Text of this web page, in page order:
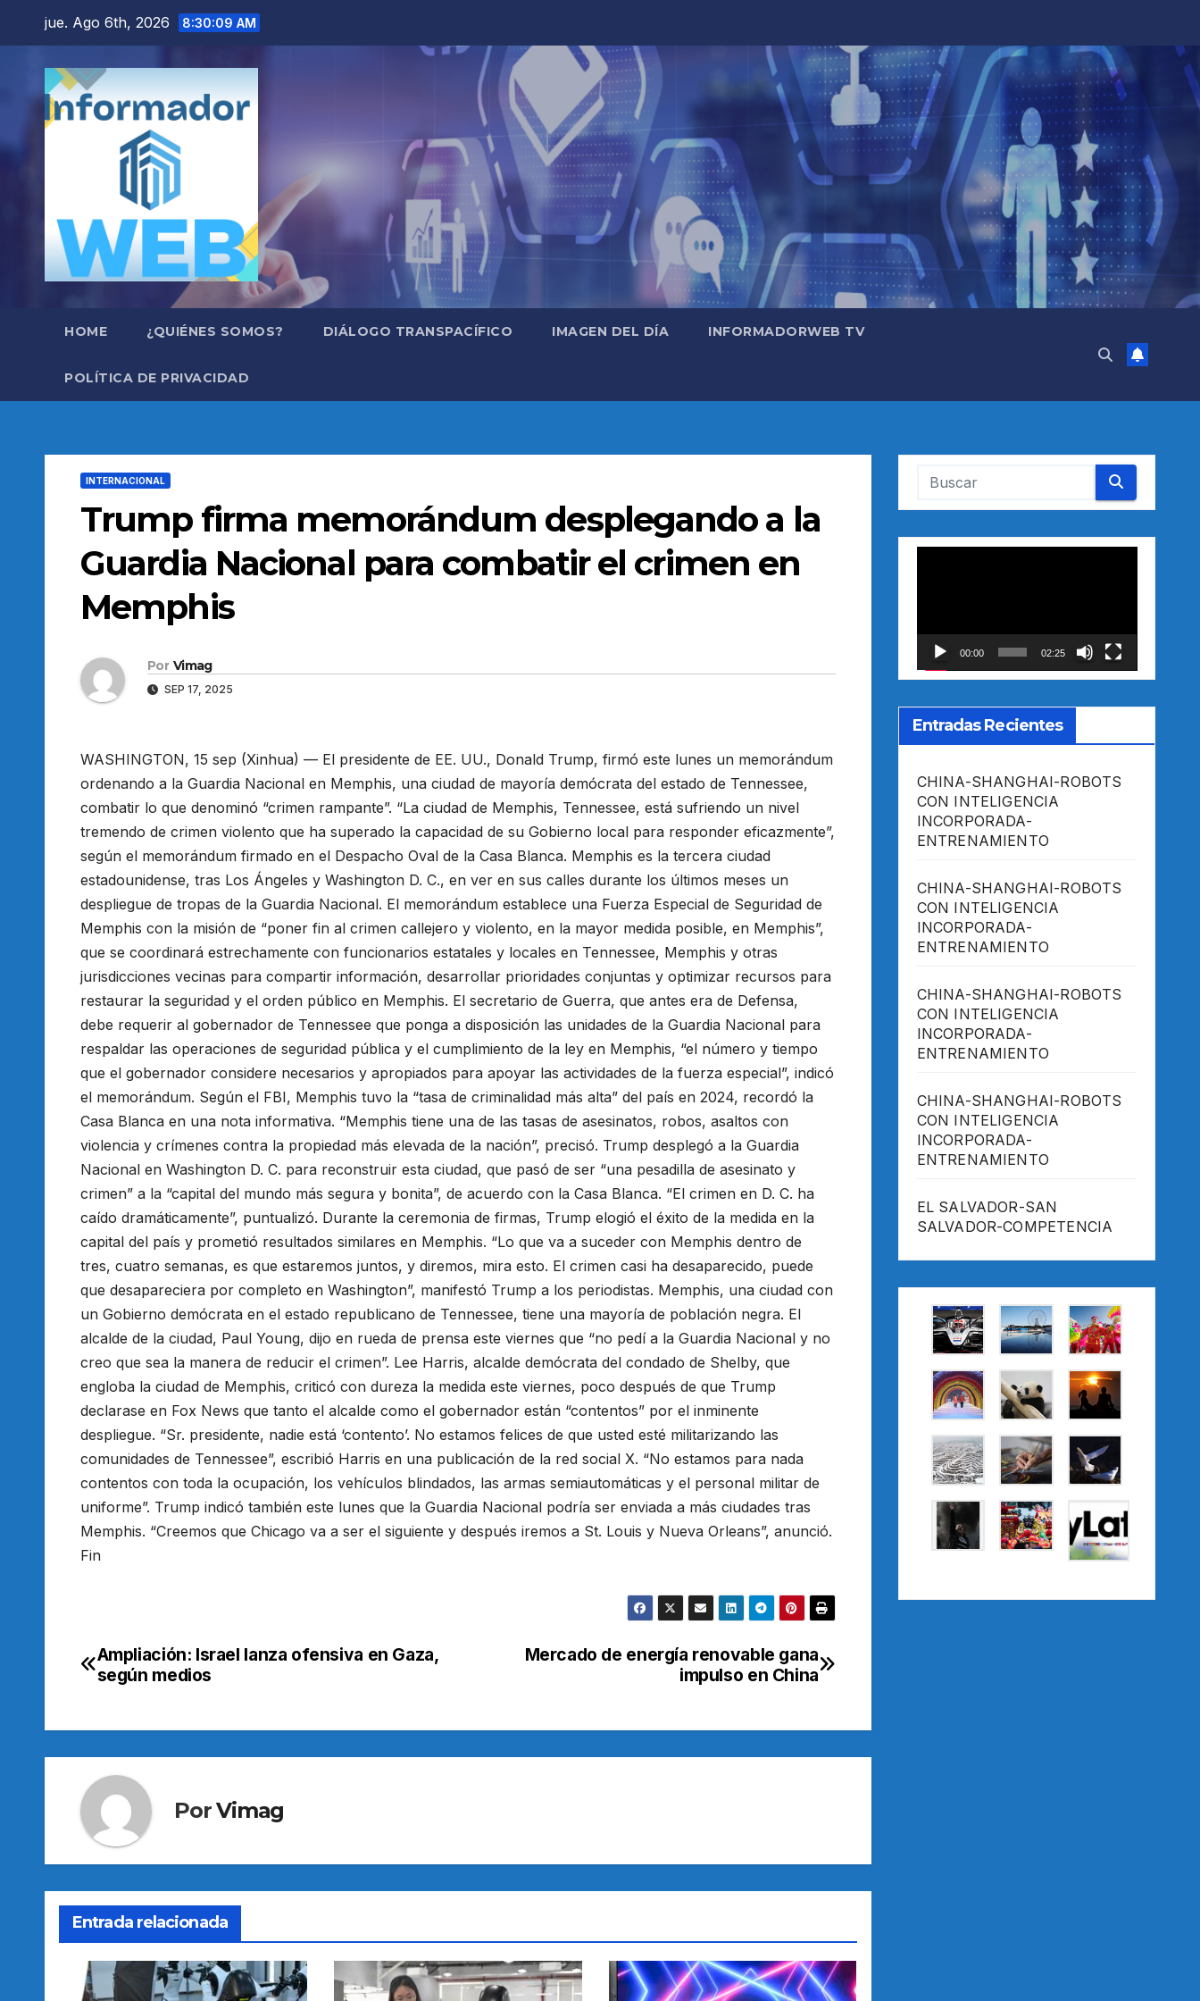
contenido
jue. Ago 6th, 2026 8:30:10 AM
HOME ¿QUIÉNES SOMOS? DIÁLOGO TRANSPACÍFICO IMAGEN DEL DÍA INFORMADORWEB TV
POLÍTICA DE PRIVACIDAD
INTERNACIONAL
Trump firma memorándum desplegando a la
Guardia Nacional para combatir el crimen en
Memphis
Por Vimag
SEP 17, 2025
WASHINGTON, 15 sep (Xinhua) — El presidente de EE. UU., Donald Trump, firmó este lunes un memorándum
ordenando a la Guardia Nacional en Memphis, una ciudad de mayoría demócrata del estado de Tennessee,
combatir lo que denominó “crimen rampante”. “La ciudad de Memphis, Tennessee, está sufriendo un nivel
tremendo de crimen violento que ha superado la capacidad de su Gobierno local para responder eficazmente”,
según el memorándum firmado en el Despacho Oval de la Casa Blanca. Memphis es la tercera ciudad
estadounidense, tras Los Ángeles y Washington D. C., en ver en sus calles durante los últimos meses un
despliegue de tropas de la Guardia Nacional. El memorándum establece una Fuerza Especial de Seguridad de
Memphis con la misión de “poner fin al crimen callejero y violento, en la mayor medida posible, en Memphis”,
que se coordinará estrechamente con funcionarios estatales y locales en Tennessee, Memphis y otras
jurisdicciones vecinas para compartir información, desarrollar prioridades conjuntas y optimizar recursos para
restaurar la seguridad y el orden público en Memphis. El secretario de Guerra, que antes era de Defensa,
debe requerir al gobernador de Tennessee que ponga a disposición las unidades de la Guardia Nacional para
respaldar las operaciones de seguridad pública y el cumplimiento de la ley en Memphis, “el número y tiempo
que el gobernador considere necesarios y apropiados para apoyar las actividades de la fuerza especial”, indicó
el memorándum. Según el FBI, Memphis tuvo la “tasa de criminalidad más alta” del país en 2024, recordó la
Casa Blanca en una nota informativa. “Memphis tiene una de las tasas de asesinatos, robos, asaltos con
violencia y crímenes contra la propiedad más elevada de la nación”, precisó. Trump desplegó a la Guardia
Nacional en Washington D. C. para reconstruir esta ciudad, que pasó de ser “una pesadilla de asesinato y
crimen” a la “capital del mundo más segura y bonita”, de acuerdo con la Casa Blanca. “El crimen en D. C. ha
caído dramáticamente”, puntualizó. Durante la ceremonia de firmas, Trump elogió el éxito de la medida en la
capital del país y prometió resultados similares en Memphis. “Lo que va a suceder con Memphis dentro de
tres, cuatro semanas, es que estaremos juntos, y diremos, mira esto. El crimen casi ha desaparecido, puede
que desapareciera por completo en Washington”, manifestó Trump a los periodistas. Memphis, una ciudad con
un Gobierno demócrata en el estado republicano de Tennessee, tiene una mayoría de población negra. El
alcalde de la ciudad, Paul Young, dijo en rueda de prensa este viernes que “no pedí a la Guardia Nacional y no
creo que sea la manera de reducir el crimen”. Lee Harris, alcalde demócrata del condado de Shelby, que
engloba la ciudad de Memphis, criticó con dureza la medida este viernes, poco después de que Trump
declarase en Fox News que tanto el alcalde como el gobernador están “contentos” por el inminente
despliegue. “Sr. presidente, nadie está ‘contento’. No estamos felices de que usted esté militarizando las
comunidades de Tennessee”, escribió Harris en una publicación de la red social X. “No estamos para nada
contentos con toda la ocupación, los vehículos blindados, las armas semiautomáticas y el personal militar de
uniforme”. Trump indicó también este lunes que la Guardia Nacional podría ser enviada a más ciudades tras
Memphis. “Creemos que Chicago va a ser el siguiente y después iremos a St. Louis y Nueva Orleans”, anunció.
Fin
Navegación
entradas
Mercado de energía renovable gana
impulso en China
Ampliación: Israel lanza ofensiva en Gaza,
según medios
PorVimag
Entrada relacionada
00:00 02:25
Entradas Recientes
CHINA-SHANGHAI-ROBOTS
CON INTELIGENCIA
INCORPORADA-
ENTRENAMIENTO
CHINA-SHANGHAI-ROBOTS
CON INTELIGENCIA
INCORPORADA-
ENTRENAMIENTO
CHINA-SHANGHAI-ROBOTS
CON INTELIGENCIA
INCORPORADA-
ENTRENAMIENTO
CHINA-SHANGHAI-ROBOTS
CON INTELIGENCIA
INCORPORADA-
ENTRENAMIENTO
EL SALVADOR-SAN
SALVADOR-COMPETENCIA